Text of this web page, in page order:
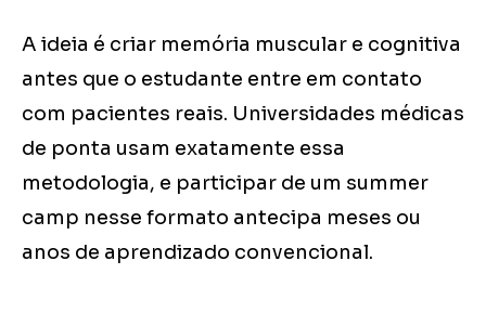
A ideia é criar memória muscular e cognitiva
antes que o estudante entre em contato
com pacientes reais. Universidades médicas
de ponta usam exatamente essa
metodologia, e participar de um summer
camp nesse formato antecipa meses ou
anos de aprendizado convencional.